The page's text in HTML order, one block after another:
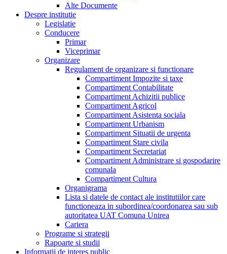
Alte Documente
Despre institutie
Legislatie
Conducere
Primar
Viceprimar
Organizare
Regulament de organizare si functionare
Compartiment Impozite si taxe
Compartiment Contabilitate
Compartiment Achizitii publice
Compartiment Agricol
Compartiment Asistenta sociala
Compartiment Urbanism
Compartiment Situatii de urgenta
Compartiment Stare civila
Compartiment Secretariat
Compartiment Administrare si gospodarire
comunala
Compartiment Cultura
Organigrama
Lista si datele de contact ale institutiilor care
functioneaza in subordinea/coordonarea sau sub
autoritatea UAT Comuna Unirea
Cariera
Programe si strategii
Rapoarte si studii
Informatii de interes public